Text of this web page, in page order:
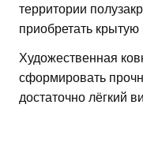
территории
приобретать крытую
Художественная
сформировать
достаточно лёгкий